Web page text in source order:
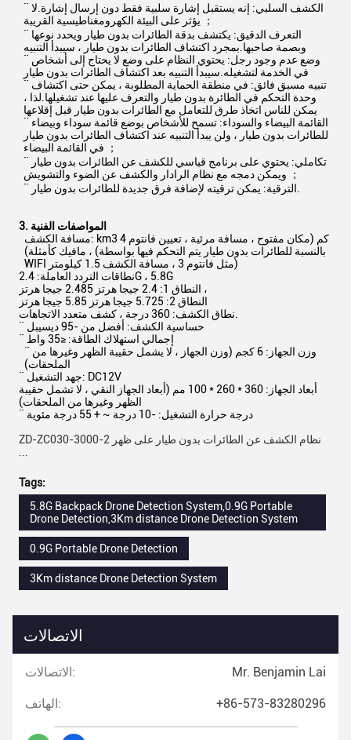
¨ الكشف السلبي: إنه يستقبل إشارة سلبية فقط دون إرسال إشارة.لا
يؤثر على البيئة الكهرومغناطيسية القريبة ；
¨ التعرف الدقيق: يكتشف بدقة الطائرات بدون طيار ويحدد نوعها
وبصمة صاحبها.بمجرد اكتشاف الطائرات بدون طيار ، سيبدأ التنبيه
¨ وضع عدم وجود رجل: يحتوي النظام على وضع لا يحتاج إلى أشخاص
في الخدمة لتشغيله.سيبدأ التنبيه بعد اكتشاف الطائرات بدون طيار
¨ تنبيه مسبق فائق: في منطقة الحماية المطلوبة ، يمكن حتى اكتشاف
وحدة التحكم في الطائرة بدون طيار والتعرف عليها عند تشغيلها.لذا ،
يمكن للناس اتخاذ طرق للتعامل مع الطائرات بدون طيار قبل إقلاعها
¨ القائمة البيضاء والسوداء: تسمح للأشخاص بوضع قائمة سوداء وبيضاء
للطائرات بدون طيار ، ولن يبدأ التنبيه عند اكتشاف الطائرات بدون طيار
في القائمة البيضاء ；
¨ تكاملي: يحتوي على برنامج قياسي للكشف عن الطائرات بدون طيار
ويمكن دمجه مع نظام الرادار والكشف عن الضوء والتشويش ；
¨ الترقية: يمكن ترقيته لإضافة فرق جديدة للطائرات بدون طيار.
3. المواصفات الفنية
مسافة الكشف: km3 كم (مكان مفتوح ، مسافة مرئية ، تعيين فانتوم 4
، مافيك كأمثلة) (بالنسبة للطائرات بدون طيار يتم التحكم فيها بواسطة
WIFI مثل فانتوم 3 ، مسافة الكشف 1.5 كيلومتر)
نطاقات التردد العاملة: 2.4G ، 5.8G
النطاق 1: 2.4 جيجا هرتز 2.485 جيجا هرتز ،
النطاق 2: 5.725 جيجا هرتز 5.85 جيجا هرتز
نطاق الكشف: 360 درجة ، كشف متعدد الاتجاهات.
¨ حساسية الكشف: أفضل من -95 ديسيبل
¨ إجمالي استهلاك الطاقة: ≤35 واط
¨ وزن الجهاز: 6 كجم (وزن الجهاز ، لا يشمل حقيبة الظهر وغيرها من
الملحقات)
¨ جهد التشغيل: DC12V
أبعاد الجهاز: 360 * 260 * 100 مم (أبعاد الجهاز النقي ، لا تشمل حقيبة
الظهر وغيرها من الملحقات)
¨ درجة حرارة التشغيل: -10 درجة ~ + 55 درجة مئوية
ZD-ZC030-3000-2 نظام الكشف عن الطائرات بدون طيار على ظهر
Tags:
5.8G Backpack Drone Detection System,0.9G Portable
Drone Detection,3Km distance Drone Detection System
0.9G Portable Drone Detection
3Km distance Drone Detection System
الاتصالات
الاتصالات: Mr. Benjamin Lai
الهاتف: +86-573-83280296